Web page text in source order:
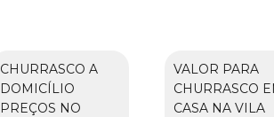
CHURRASCO A
DOMICÍLIO
PREÇOS NO
VALOR PARA
CHURRASCO
CASA NA VILA